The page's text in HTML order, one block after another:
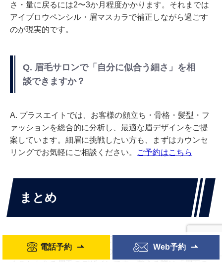
さ・量に戻るには2〜3か月程度かかります。それまでは
アイブロウペンシル・眉マスカラで補正しながら過ごす
のが現実的です。
Q. 眉毛サロンで「自分に似合う細さ」を相
談できますか？
A. プラスエイトでは、お客様の顔立ち・骨格・髪型・フ
ァッションを総合的に分析し、最適な眉デザインをご提
案しています。細眉に挑戦したい方も、まずはカウンセ
リングでお気軽にご相談ください。
ご予約はこちら
まとめ
一方、顔型・髪色・骨格との相性次第ではマイナスに働
電話予約 Web予約